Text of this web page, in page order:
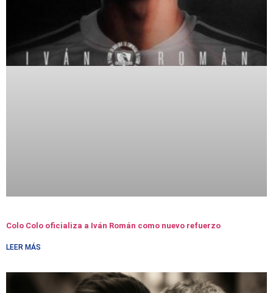
Colo Colo oficializa a Iván Román como nuevo refuerzo
LEER MÁS